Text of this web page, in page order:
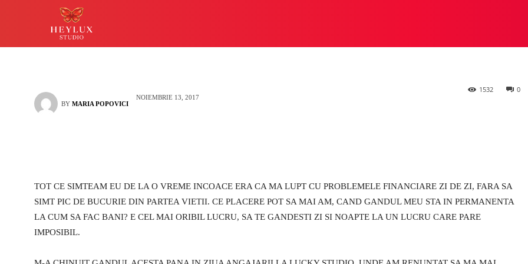
la Lucky Studio, unde banii sunt
BY MARIA POPOVICI
NOIEMBRIE 13, 2017
0
1532
TOT CE SIMTEAM EU DE LA O VREME INCOACE ERA CA MA LUPT CU PROBLEMELE FINANCIARE ZI DE ZI, FARA SA
SIMT PIC DE BUCURIE DIN PARTEA VIETII. CE PLACERE POT SA MAI AM, CAND GANDUL MEU STA IN PERMANENTA
LA CUM SA FAC BANI? E CEL MAI ORIBIL LUCRU, SA TE GANDESTI ZI SI NOAPTE LA UN LUCRU CARE PARE
IMPOSIBIL.